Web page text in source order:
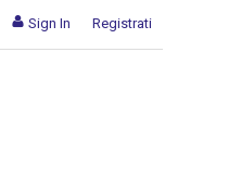
Sign In Registrati